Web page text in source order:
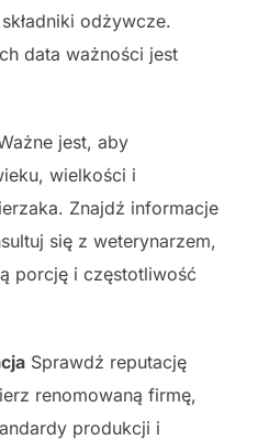
odżywcze.
data ważności jest
jest, aby
wielkości i
Znajdź informacje
się z weterynarzem,
porcję i częstotliwość
Sprawdź reputację
renomowaną firmę,
produkcji i